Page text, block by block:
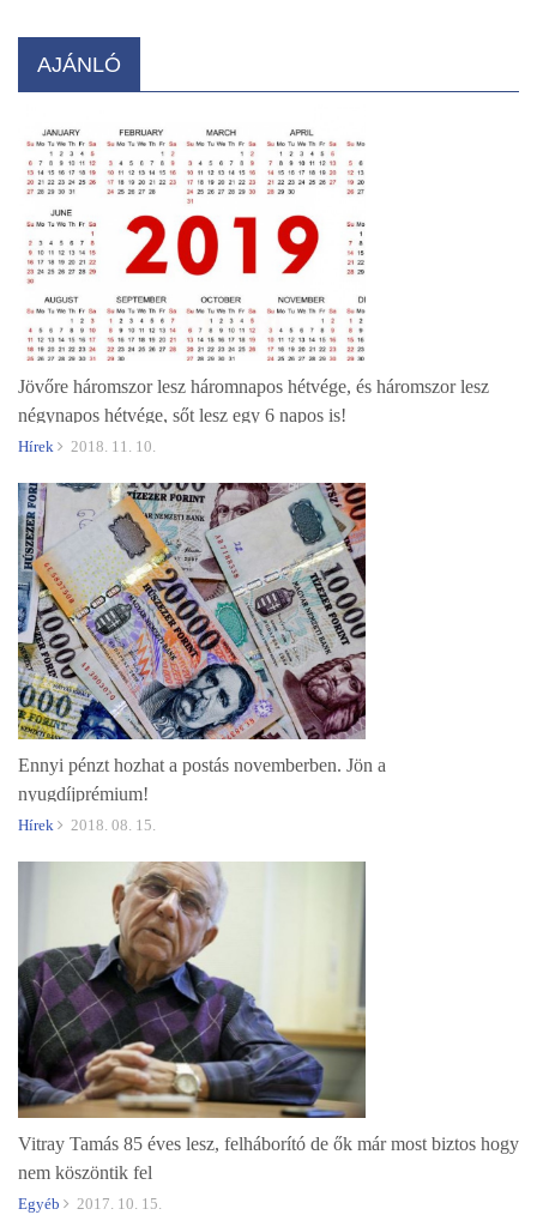
AJÁNLÓ
Jövőre háromszor lesz háromnapos hétvége, és háromszor lesz
négynapos hétvége, sőt lesz egy 6 napos is!
Hírek 2018. 11. 10.
Ennyi pénzt hozhat a postás novemberben. Jön a
nyugdíjprémium!
Hírek 2018. 08. 15.
Vitray Tamás 85 éves lesz, felháborító de ők már most biztos hogy
nem köszöntik fel
Egyéb 2017. 10. 15.